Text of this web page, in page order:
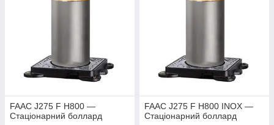
FAAC J275 F H800 —
Стаціонарний боллард
FAAC J275 F H800 INOX —
Стаціонарний боллард